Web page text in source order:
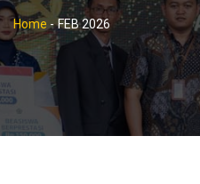
Home - FEB 2026